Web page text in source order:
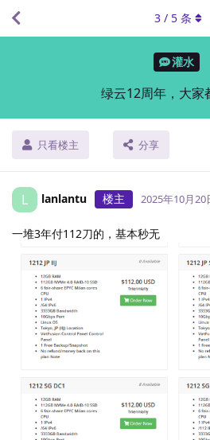
灌水
绿云12周年，大家
只看楼主 分享
3 / 5 条
L lanlantu 楼主 2025年10月20
一堆3年付112刀的，基本秒无